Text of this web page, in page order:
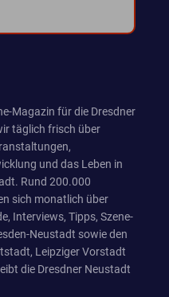
Magazin für die Dresdner
täglich frisch über
und das Leben in
Rund 200.000
sich monatlich über
Interviews, Tipps, Szene-
Neustadt sowie den
Leipziger Vorstadt
die Dresdner Neustadt